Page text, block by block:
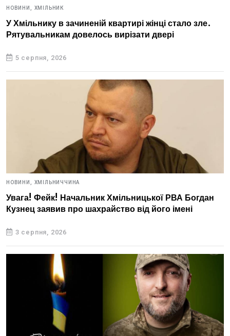
НОВИНИ, ХМІЛЬНИК
У Хмільнику в зачиненій квартирі жінці стало зле.
Рятувальникам довелось вирізати двері
5 серпня, 2026
НОВИНИ, ХМІЛЬНИЧЧИНА
Увага! Фейк! Начальник Хмільницької РВА Богдан
Кузнец заявив про шахрайство від його імені
3 серпня, 2026